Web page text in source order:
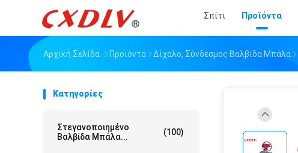
Σπίτι Προϊόντα
Αρχική Σελίδα Προϊόντα Δίχαλο, Σύνδεσμος Βαλβίδα Μπάλα
Κατηγορίες
Στεγανοποιημένο
Βαλβίδα Μπάλα...
(100)